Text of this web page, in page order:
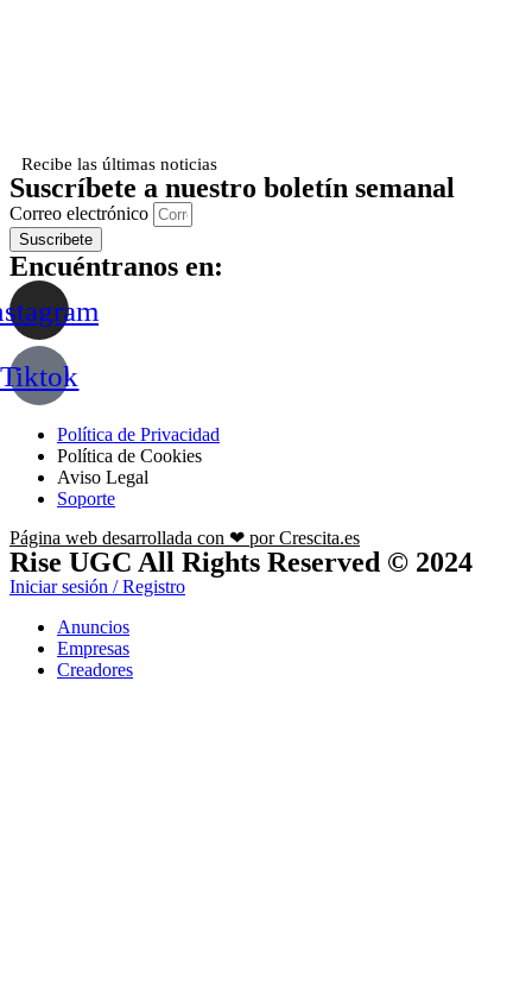
Recibe las últimas noticias
Suscríbete a nuestro boletín semanal
Correo electrónico
Suscribete
Encuéntranos en:
Tiktok
Política de Privacidad
Política de Cookies
Aviso Legal
Soporte
Página web desarrollada con ❤ por Crescita.es
Rise UGC All Rights Reserved © 2024
Iniciar sesión / Registro
Anuncios
Empresas
Creadores